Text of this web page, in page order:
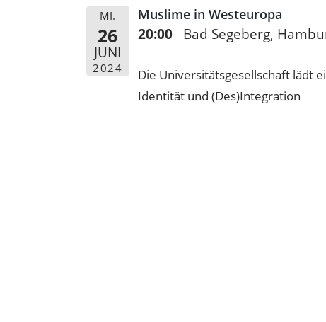
MI.
26
JUNI
2024
Muslime in Westeuropa
20:00 Bad Segeberg,
Die Universitätsgesellschaft lädt
Identität und (Des)Integration